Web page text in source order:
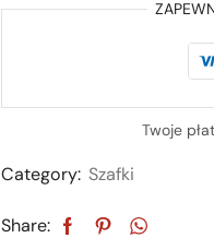
Twoje
Category: Szafki
Share: